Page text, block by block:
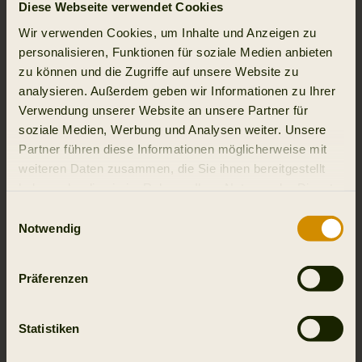
Diese Webseite verwendet Cookies
Wir verwenden Cookies, um Inhalte und Anzeigen zu
personalisieren, Funktionen für soziale Medien anbieten
zu können und die Zugriffe auf unsere Website zu
analysieren. Außerdem geben wir Informationen zu Ihrer
Verwendung unserer Website an unsere Partner für
soziale Medien, Werbung und Analysen weiter. Unsere
Partner führen diese Informationen möglicherweise mit
weiteren Daten zusammen, die Sie ihnen bereitgestellt
Notwendig
Präferenzen
Statistiken
water-repellent. This makes them ideal for
dog training or gamebird shooting, where you
are on the move and need relatively
lightweight trousers that can nonetheless
withstand some wear. The trousers have two
large thigh pockets with press-studs, the
right-hand one of which divides into two
band, to help keep the contents in order.
There is also a smaller pocket with a press-
mobile phone safe when you are on the